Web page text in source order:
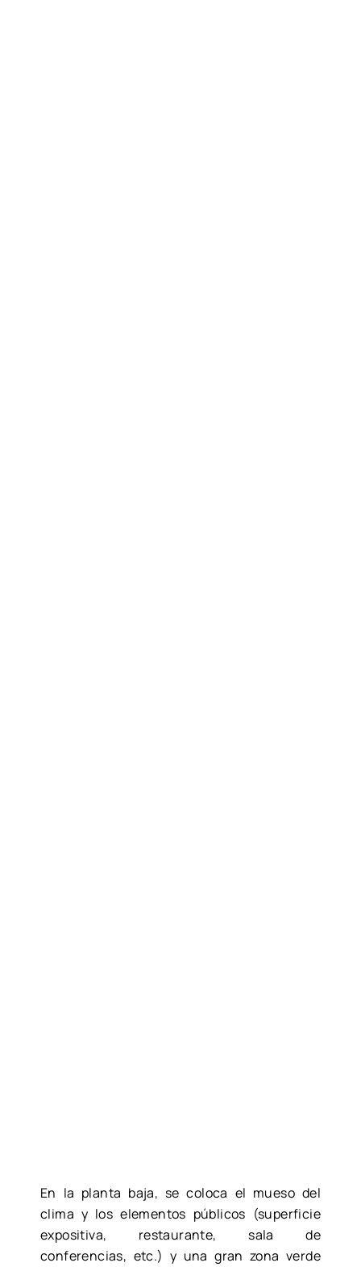
En la planta baja, se coloca el mueso del
clima y los elementos públicos (superficie
expositiva, restaurante, sala de
conferencias, etc.) y una gran zona verde